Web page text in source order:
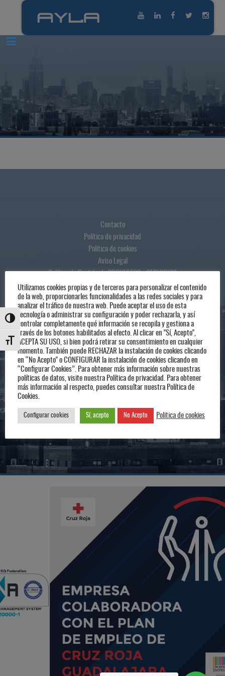
Alternar alto contraste
Alternar tamaño de letra
Contacto
Política de privacidad
Política de cookies
Aviso Legal
Política de Gestión de PROYECTOS y SERVICIOS
Ayla Diseño y Tecnología
Bulevar Alto Tajo Nº 62, Guadalajara
Castilla la Mancha, España, C. P.: 19005
Tel.:(0034) 949 313 914
Web:www.ayladt.com
Utilizamos cookies propias y de terceros para personalizar el contenido
de la web, proporcionarles funcionalidades a las redes sociales y para
analizar el tráfico de nuestra web. Puede aceptar el uso de esta
tecnología o administrar su configuración y poder rechazarla, y así
controlar completamente qué información se recopila y gestiona a
través de los botones habilitados al efecto. Al clicar en "Sí, Acepto",
ACEPTA SU USO, si bien podrá retirar su consentimiento en cualquier
momento. También puede RECHAZAR la instalación de cookies clicando
en “No Acepto" o CONFIGURAR la instalación de cookies clicando en
“Configurar Cookies”. Para obtener más información sobre nuestras
políticas de datos, visite nuestra Política de privacidad. Para obtener
más información al respecto, puedes consultar nuestra Política de
Cookies.
Configurar cookies Sí, acepto No Acepto Politica de cookies